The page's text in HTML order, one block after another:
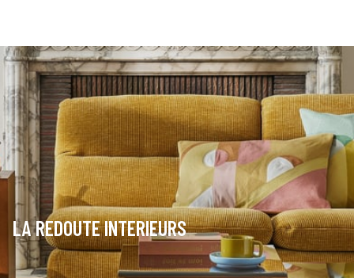
LA REDOUTE INTERIEURS